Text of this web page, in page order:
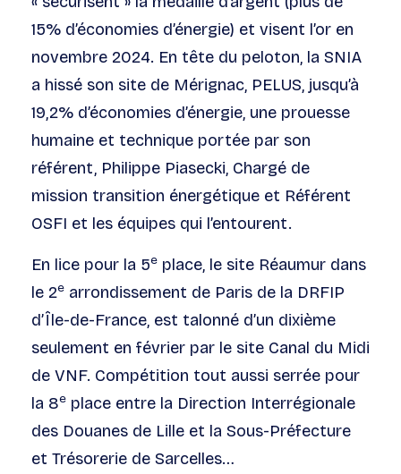
15% d’économies d’énergie) et visent l’or en
novembre 2024. En tête du peloton, la SNIA
a hissé son site de Mérignac, PELUS, jusqu’à
19,2% d’économies d’énergie, une prouesse
humaine et technique portée par son
référent, Philippe Piasecki, Chargé de
mission transition énergétique et Référent
OSFI et les équipes qui l’entourent.
En lice pour la 5e place, le site Réaumur dans
le 2e arrondissement de Paris de la DRFIP
d’Île-de-France, est talonné d’un dixième
seulement en février par le site Canal du Midi
de VNF. Compétition tout aussi serrée pour
la 8e place entre la Direction Interrégionale
des Douanes de Lille et la Sous-Préfecture
et Trésorerie de Sarcelles…